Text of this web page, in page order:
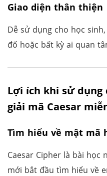
Giao diện thân thiện
Dễ sử dụng cho học
đố hoặc bất kỳ ai quan
Lợi ích khi sử dụng
giải mã Caesar
Tìm hiểu về mật mã
Caesar Cipher là bài học
mới bắt đầu tìm hiểu về